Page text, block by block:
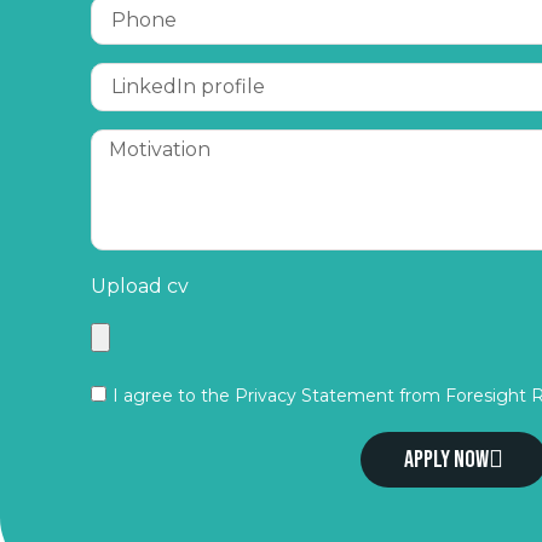
Upload cv
I agree to the Privacy Statement from Foresight
Apply now